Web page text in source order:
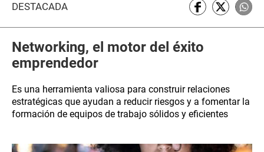
DESTACADA
Networking, el motor del éxito
emprendedor
Es una herramienta valiosa para construir relaciones
estratégicas que ayudan a reducir riesgos y a fomentar la
formación de equipos de trabajo sólidos y eficientes